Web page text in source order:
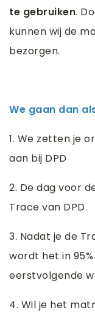
te gebruiken.
kunnen wij de
bezorgen.
We gaan dan
1. We zetten je
aan bij DPD
2. De dag voor
Trace van DPD
3. Nadat je de
wordt het in
eerstvolgende
4. Wil je het